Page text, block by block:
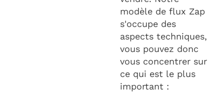
modèle de flux Zap
s'occupe des
aspects techniques,
vous pouvez donc
vous concentrer sur
ce qui est le plus
important :